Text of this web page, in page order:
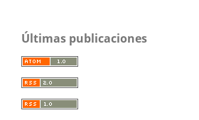
Últimas publicaciones